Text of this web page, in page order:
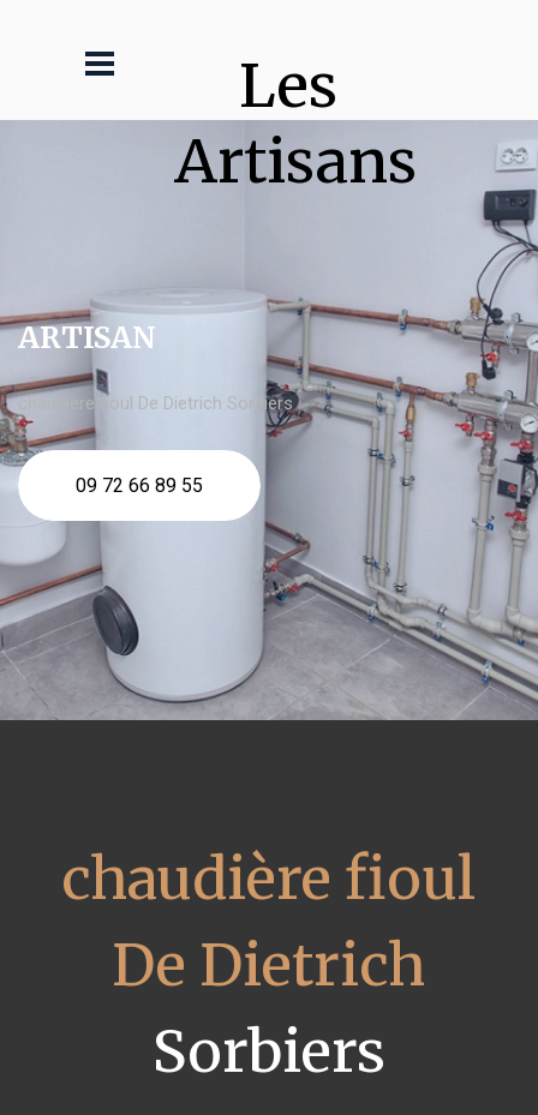
Les
Artisans
ARTISAN
chaudière fioul De Dietrich Sorbiers
09 72 66 89 55
chaudière fioul
De Dietrich
Sorbiers